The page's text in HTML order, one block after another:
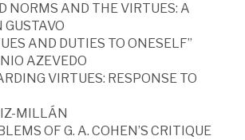
NORMS AND THE VIRTUES: A
AND DUTIES TO ONESELF”
AZEVEDO
VIRTUES: RESPONSE TO
MILLÁN
OF G. A. COHEN’S CRITIQUE